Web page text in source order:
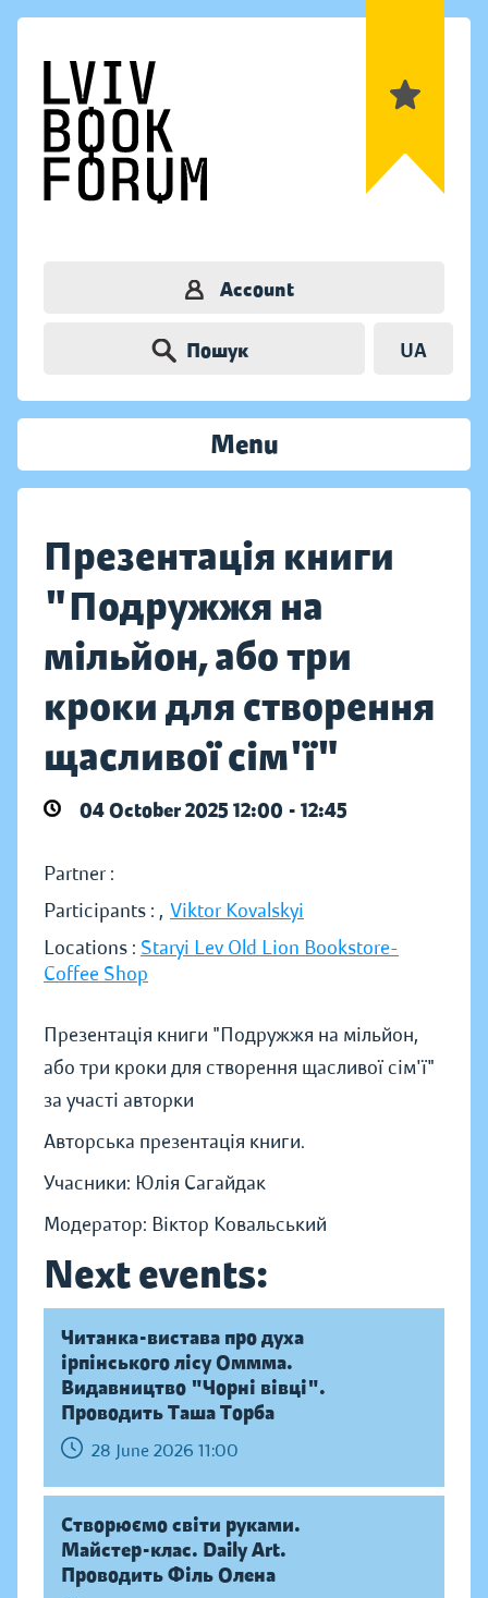
Account
Пошук UA
Menu
Презентація книги
"Подружжя на
мільйон, або три
кроки для створення
щасливої сім'ї"
04 October 2025 12:00 - 12:45
Partner :
Participants : , Viktor Kovalskyi
Locations : Staryi Lev Old Lion Bookstore-
Coffee Shop
Презентація книги "Подружжя на мільйон,
або три кроки для створення щасливої сім'ї"
за участі авторки
Авторська презентація книги.
Учасники: Юлія Сагайдак
Модератор: Віктор Ковальський
Next events:
Читанка-вистава про духа
ірпінського лісу Оммма.
Видавництво "Чорні вівці".
Проводить Таша Торба
28 June 2026 11:00
Створюємо світи руками.
Майстер-клас. Daily Аrt.
Проводить Філь Олена